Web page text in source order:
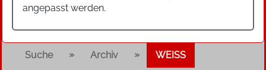
angepasst werden.
Suche » Archiv » WEISS